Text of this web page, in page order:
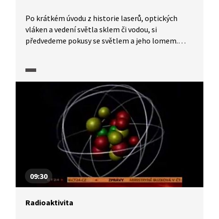
Po krátkém úvodu z historie laserů, optických
vláken a vedení světla sklem či vodou, si
předvedeme pokusy se světlem a jeho lomem.
si různé typy laserů a také se dozvíme něco
o nejpřesnějších hodinách v České republice.
09:30
Radioaktivita